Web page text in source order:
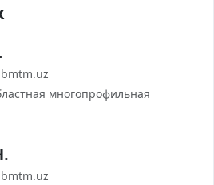
многопрофильная